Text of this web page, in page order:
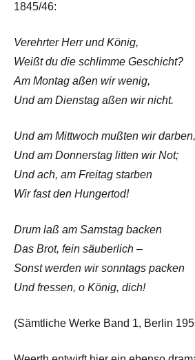
1845/46:
Verehrter Herr und König,
Weißt du die schlimme Geschicht?
Am Montag aßen wir wenig,
Und am Dienstag aßen wir nicht.
Und am Mittwoch mußten wir darben,
Und am Donnerstag litten wir Not;
Und ach, am Freitag starben
Wir fast den Hungertod!
Drum laß am Samstag backen
Das Brot, fein säuberlich –
Sonst werden wir sonntags packen
Und fressen, o König, dich!
(Sämtliche Werke Band 1, Berlin